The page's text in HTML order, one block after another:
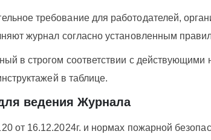
требование для работодателей,
журнал согласно установленным
в строгом соответствии с действующими
в таблице.
ведения Журнала
16.12.2024г. и нормах пожарной